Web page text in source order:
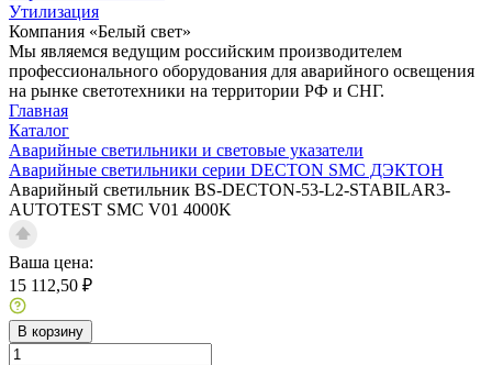
Утилизация
Компания «Белый свет»
Мы являемся ведущим российским производителем
профессионального оборудования для аварийного освещения
на рынке светотехники на территории РФ и СНГ.
Главная
Каталог
Аварийные светильники и световые указатели
Аварийные светильники серии DECTON SMC ДЭКТОН
Аварийный светильник BS-DECTON-53-L2-STABILAR3-
AUTOTEST SMC V01 4000K
Ваша цена:
15 112,50 ₽
В корзину